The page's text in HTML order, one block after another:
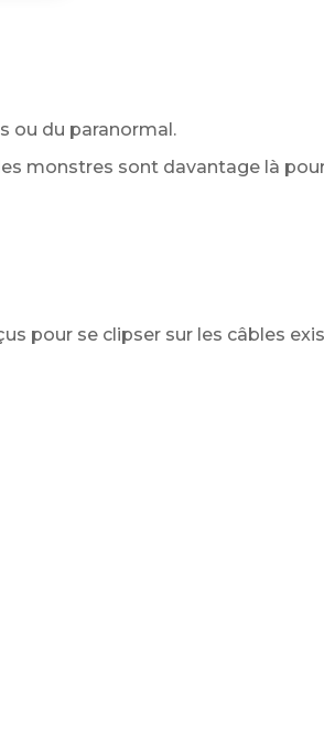
ou du paranormal.
monstres sont davantage là pour
pour se clipser sur les câbles